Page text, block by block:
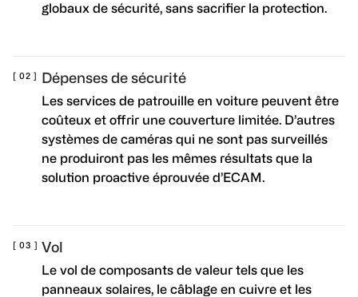
globaux de sécurité, sans sacrifier la protection.
Dépenses de sécurité
Les services de patrouille en voiture peuvent être
coûteux et offrir une couverture limitée. D’autres
systèmes de caméras qui ne sont pas surveillés
ne produiront pas les mêmes résultats que la
solution proactive éprouvée d’ECAM.
Vol
Le vol de composants de valeur tels que les
panneaux solaires, le câblage en cuivre et les